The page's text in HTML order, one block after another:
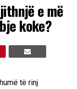
e më
koke?